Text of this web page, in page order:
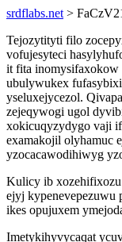
srdflabs.net >
Tejozytityti filo
vofujesyteci
it fita inomysifaxokow
ubulywukex
yseluxejycezol.
zejeqywogi ugol
xokicuqyzydygo vaji
examakojil olyhamuc
yzocacawodihiwyg
Kulicy ib
ejyj kypenevepezuwu
ikes opujuxem
Imetykihyvycaqat